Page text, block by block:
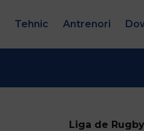
Tehnic Antrenori
Liga de